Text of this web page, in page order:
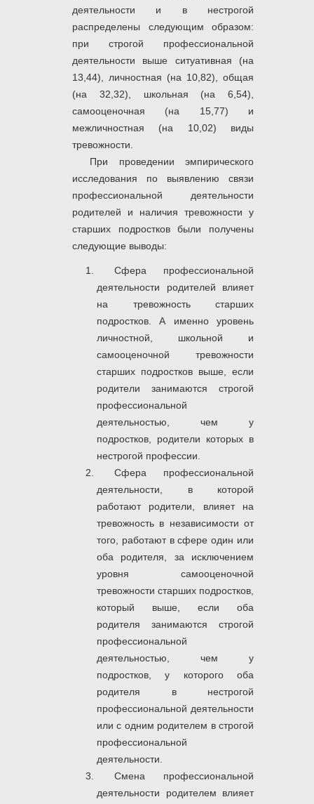
деятельности и в нестрогой
распределены следующим образом:
при строгой профессиональной
деятельности выше ситуативная (на
13,44), личностная (на 10,82), общая
(на 32,32), школьная (на 6,54),
самооценочная (на 15,77) и
межличностная (на 10,02) виды
тревожности.
При проведении эмпирического
исследования по выявлению связи
профессиональной деятельности
родителей и наличия тревожности у
старших подростков были получены
следующие выводы:
Сфера профессиональной
деятельности родителей влияет
на тревожность старших
подростков. А именно уровень
личностной, школьной и
самооценочной тревожности
старших подростков выше, если
родители занимаются строгой
профессиональной
деятельностью, чем у
подростков, родители которых в
нестрогой профессии.
Сфера профессиональной
деятельности, в которой
работают родители, влияет на
тревожность в независимости от
того, работают в сфере один или
оба родителя, за исключением
уровня самооценочной
тревожности старших подростков,
который выше, если оба
родителя занимаются строгой
профессиональной
деятельностью, чем у
подростков, у которого оба
родителя в нестрогой
профессиональной деятельности
или с одним родителем в строгой
профессиональной
деятельности.
Смена профессиональной
деятельности родителем влияет